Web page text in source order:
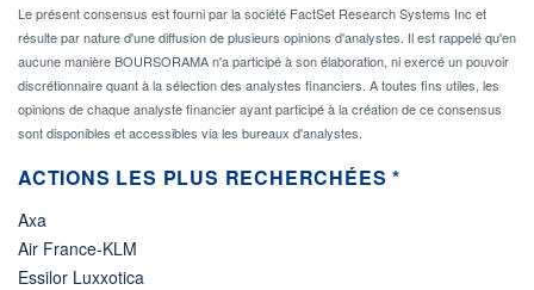
Le présent consensus est fourni par la société FactSet Research Systems Inc et
résulte par nature d'une diffusion de plusieurs opinions d'analystes. Il est rappelé qu'en
aucune manière BOURSORAMA n'a participé à son élaboration, ni exercé un pouvoir
discrétionnaire quant à la sélection des analystes financiers. A toutes fins utiles, les
opinions de chaque analyste financier ayant participé à la création de ce consensus
sont disponibles et accessibles via les bureaux d'analystes.
ACTIONS LES PLUS RECHERCHÉES *
Axa
Air France-KLM
Essilor Luxxotica